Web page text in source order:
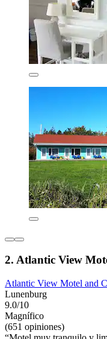
2. Atlantic View
Atlantic View Motel and
Lunenburg
9.0/10
Magnífico
(651 opiniones)